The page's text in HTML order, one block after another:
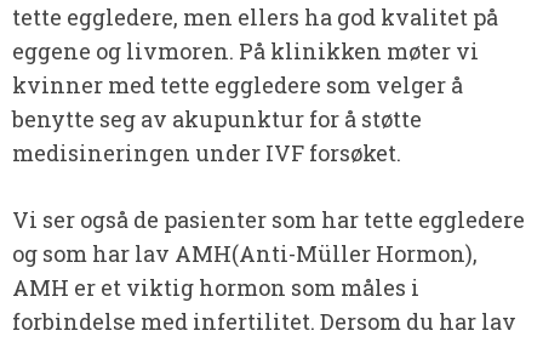
tette eggledere, men ellers ha god kvalitet på
eggene og livmoren. På klinikken møter vi
kvinner med tette eggledere som velger å
benytte seg av akupunktur for å støtte
medisineringen under IVF forsøket.
Vi ser også de pasienter som har tette eggledere
og som har lav AMH(Anti-Müller Hormon),
AMH er et viktig hormon som måles i
forbindelse med infertilitet. Dersom du har lav